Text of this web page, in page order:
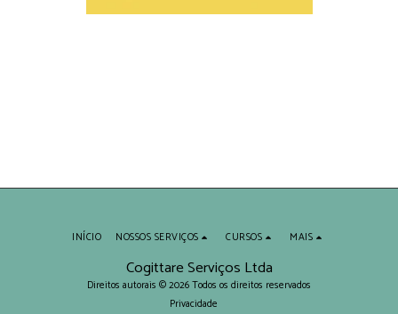
Cogittare Serviços Ltda
Direitos autorais © 2026 Todos os direitos reservados
Privacidade
INÍCIO NOSSOS SERVIÇOS CURSOS MAIS